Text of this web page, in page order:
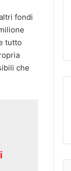
fondi
tutto
che